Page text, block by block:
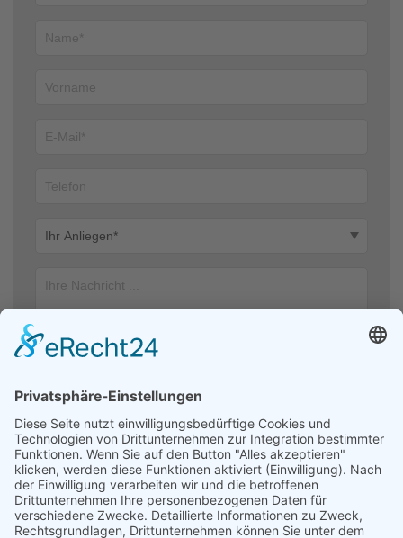
Beantwortung meiner Anfrage erhoben und verarbeitet werden. Die
Daten werden nach abgeschlossener Bearbeitung Ihrer Anfrage
gelöscht. Hinweis: Sie können Ihre Einwilligung jederzeit für die
Zukunft per E-Mail an kontakt@helfendehaendeev.de widerrufen.
Detaillierte Informationen zum Umgang mit Nutzerdaten finden Sie
in unserer Datenschutzerklärung.
Datenschutzerklärung